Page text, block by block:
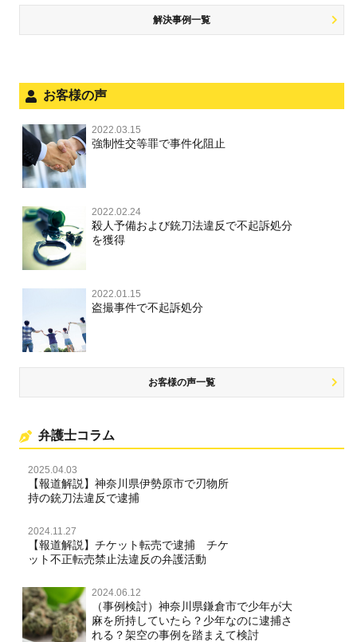
風営法・風適法違反
文書偽造・偽造文書行使
不正競争防止法
住居侵入等
名誉棄損・侮辱
犯罪収益移転防止法違反
ストーカー事件
銃刀法違反
児童虐待・保護責任者遺棄
文書偽造・偽造文書行使
不正競争防止法
住居侵入等
名誉毀損・侮辱
法人と刑事事件（脱税関係，従業員逮捕，予防法務等）
解決事例一覧
お客様の声
2022.03.15
強制性交等罪で事件化阻止
2022.02.24
殺人予備および銃刀法違反で不起訴処分
を獲得
2022.01.15
盗撮事件で不起訴処分
お客様の声一覧
弁護士コラム
2025.04.03
【報道解説】神奈川県伊勢原市で刃物所
持の銃刀法違反で逮捕
2024.11.27
【報道解説】チケット転売で逮捕 チケ
ット不正転売禁止法違反の弁護活動
2024.06.12
（事例検討）神奈川県鎌倉市で少年が大
麻を所持していたら？少年なのに逮捕さ
れる？架空の事例を踏まえて検討